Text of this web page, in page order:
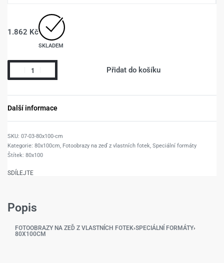
1.862 Kč
SKLADEM
Přidat do košíku
Další informace
07-03-80x100-cm
Kategorie: 80x100cm, Fotoobrazy na zeď z vlastních fotek, Speciální formáty
Štítek: 80x100
SDÍLEJTE
Popis
FOTOOBRAZY NA ZEĎ Z VLASTNÍCH FOTEK›SPECIÁLNÍ FORMÁTY›
80X100CM